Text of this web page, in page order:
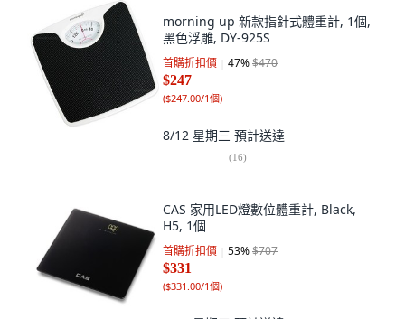
morning up 新款指針式體重計, 1個,
黑色浮雕, DY-925S
首購折扣價 47%$470
$247
($247.00/1個)
8/12 星期三 預計送達
(16)
CAS 家用LED燈數位體重計, Black,
H5, 1個
首購折扣價 53%$707
$331
($331.00/1個)